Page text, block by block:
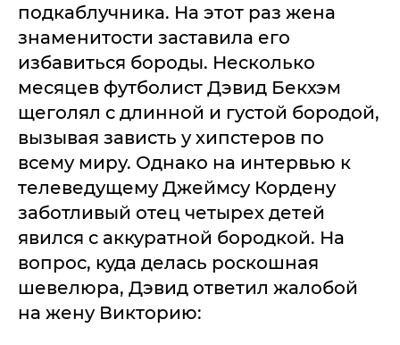
подкаблучника. На этот раз жена
знаменитости заставила его
избавиться бороды. Несколько
месяцев футболист Дэвид Бекхэм
щеголял с длинной и густой бородой,
вызывая зависть у хипстеров по
всему миру. Однако на интервью к
телеведущему Джеймсу Кордену
заботливый отец четырех детей
явился с аккуратной бородкой. На
вопрос, куда делась роскошная
шевелюра, Дэвид ответил жалобой
на жену Викторию: